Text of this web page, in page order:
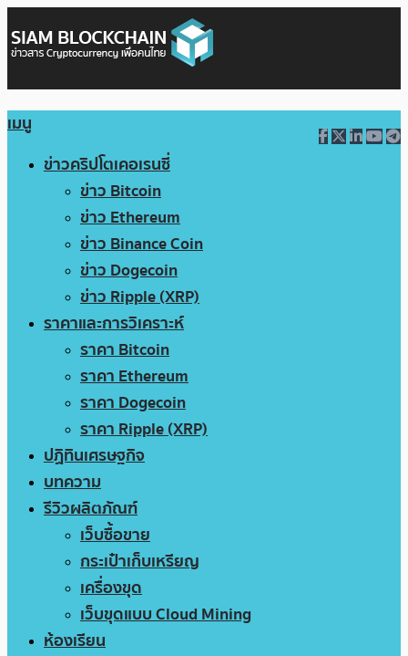
เมนู
ข่าวคริปโตเคอเรนซี่
ข่าว Bitcoin
ข่าว Ethereum
ข่าว Binance Coin
ข่าว Dogecoin
ข่าว Ripple (XRP)
ราคาและการวิเคราะห์
ราคา Bitcoin
ราคา Ethereum
ราคา Dogecoin
ราคา Ripple (XRP)
ปฏิทินเศรษฐกิจ
บทความ
รีวิวผลิตภัณฑ์
เว็บซื้อขาย
กระเป๋าเก็บเหรียญ
เครื่องขุด
เว็บขุดแบบ Cloud Mining
ห้องเรียน